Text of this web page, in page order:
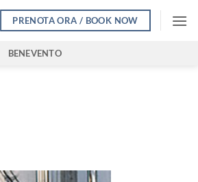
PRENOTA ORA / BOOK NOW
BENEVENTO